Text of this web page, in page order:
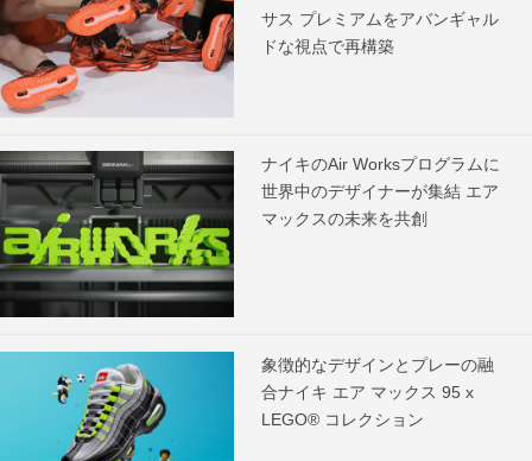
サス プレミアムをアバンギャル
ドな視点で再構築
ナイキのAir Worksプログラムに
世界中のデザイナーが集結 エア
マックスの未来を共創
象徴的なデザインとプレーの融
合ナイキ エア マックス 95 x
LEGO® コレクション